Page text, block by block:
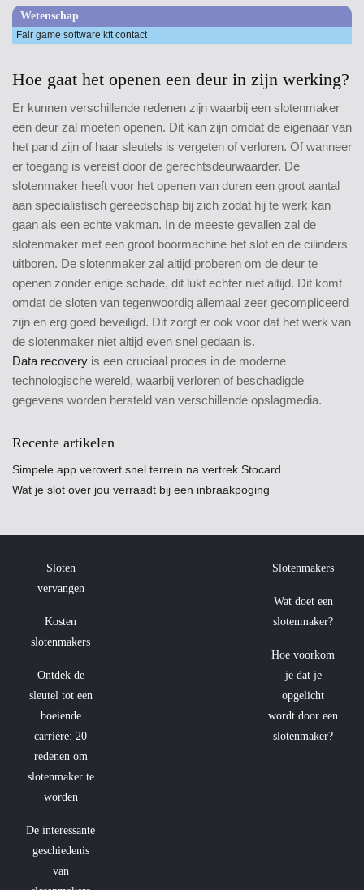
Wetenschap
Fair game software kft contact
Hoe gaat het openen een deur in zijn werking?
Er kunnen verschillende redenen zijn waarbij een slotenmaker
een deur zal moeten openen. Dit kan zijn omdat de eigenaar van
het pand zijn of haar sleutels is vergeten of verloren. Of wanneer
er toegang is vereist door de gerechtsdeurwaarder. De
slotenmaker heeft voor het openen van duren een groot aantal
aan specialistisch gereedschap bij zich zodat hij te werk kan
gaan als een echte vakman. In de meeste gevallen zal de
slotenmaker met een groot boormachine het slot en de cilinders
uitboren. De slotenmaker zal altijd proberen om de deur te
openen zonder enige schade, dit lukt echter niet altijd. Dit komt
omdat de sloten van tegenwoordig allemaal zeer gecompliceerd
zijn en erg goed beveiligd. Dit zorgt er ook voor dat het werk van
de slotenmaker niet altijd even snel gedaan is.
Data recovery is een cruciaal proces in de moderne
technologische wereld, waarbij verloren of beschadigde
gegevens worden hersteld van verschillende opslagmedia.
Recente artikelen
Simpele app verovert snel terrein na vertrek Stocard
Wat je slot over jou verraadt bij een inbraakpoging
Sloten
vervangen
Kosten
slotenmakers
Ontdek de
sleutel tot een
boeiende
carrière: 20
redenen om
slotenmaker te
worden
De interessante
geschiedenis
van
Slotenmakers
Wat doet een
slotenmaker?
Hoe voorkom
je dat je
opgelicht
wordt door een
slotenmaker?